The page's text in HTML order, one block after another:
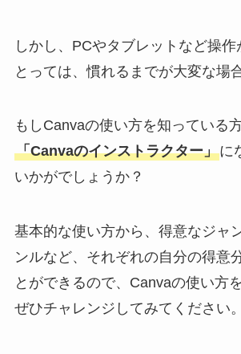
しかし、PCやタブレットなど操作
とっては、慣れるまでが大変な場
もしCanvaの使い方を知っている
「Canvaのインストラクター」に
いかがでしょうか？
基本的な使い方から、得意なジャ
ンルなど、それぞれの自分の得意
とができるので、Canvaの使い方
ぜひチャレンジしてみてください。